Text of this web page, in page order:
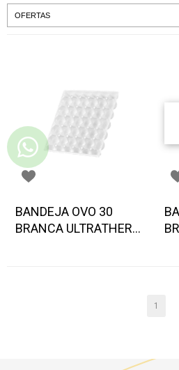
BANDEJA OVO 30
BRANCA ULTRATHERM
1